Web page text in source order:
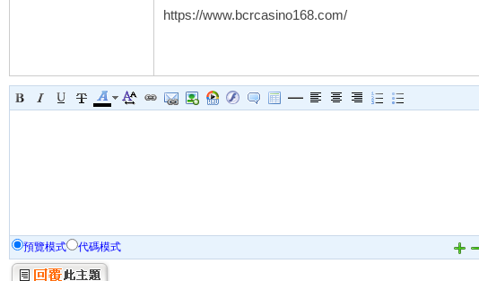
https://www.bcrcasino168.com/
預覽模式 代碼模式